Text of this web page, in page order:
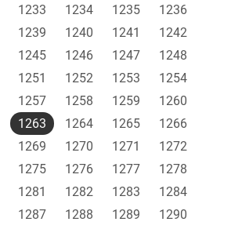
1233 1234 1235
1236
1239 1240 1241
1242
1245 1246 1247
1248
1251 1252 1253
1254
1257 1258 1259
1260
1263 1264 1265
1266
1269 1270 1271
1272
1275 1276 1277
1278
1281 1282 1283
1284
1287 1288 1289
1290